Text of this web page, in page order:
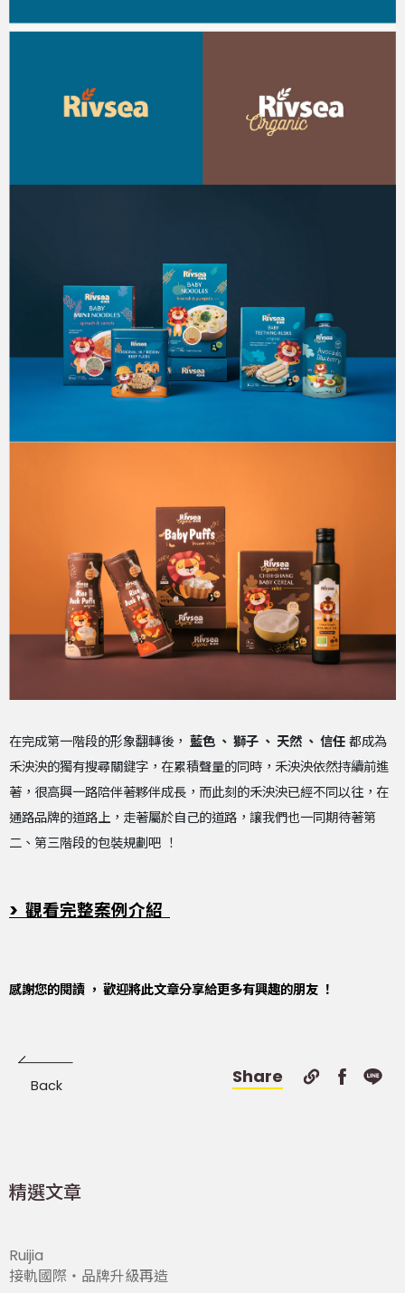
精選文章
Ruijia
接軌國際・品牌升級再造
在完成第一階段的形象翻轉後， 藍色 、 獅子 、 天然 、 信任 都成為
禾泱泱的獨有搜尋關鍵字，在累積聲量的同時，禾泱泱依然持續前進
著，很高興一路陪伴著夥伴成長，而此刻的禾泱泱已經不同以往，在
通路品牌的道路上，走著屬於自己的道路，讓我們也一同期待著第
二、第三階段的包裝規劃吧 ！
> 觀看完整案例介紹
感謝您的閱讀 ， 歡迎將此文章分享給更多有興趣的朋友 ！
Back Share